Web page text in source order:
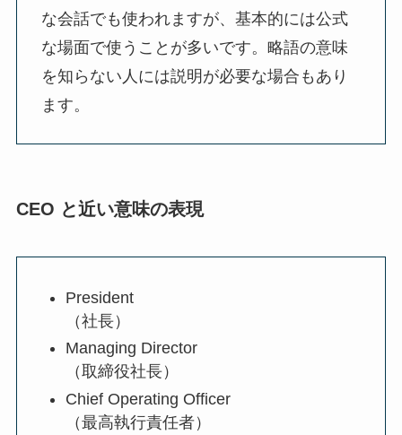
な会話でも使われますが、基本的には公式
な場面で使うことが多いです。略語の意味
を知らない人には説明が必要な場合もあり
ます。
CEO と近い意味の表現
President
（社長）
Managing Director
（取締役社長）
Chief Operating Officer
（最高執行責任者）